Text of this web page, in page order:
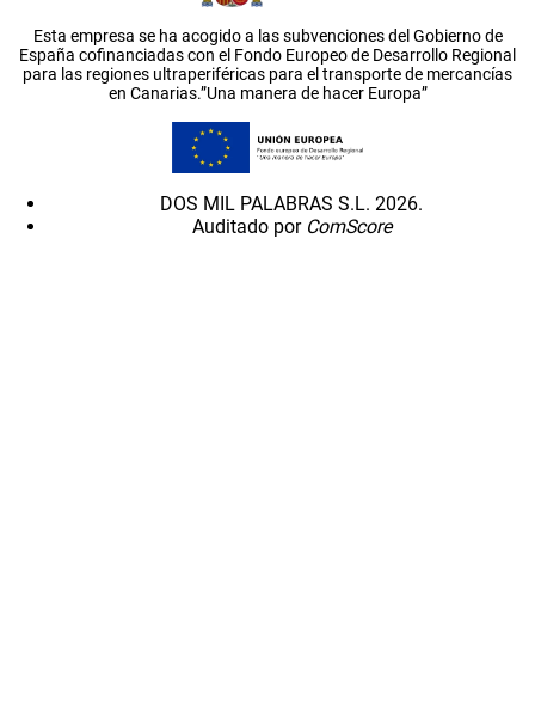
Esta empresa se ha acogido a las subvenciones del Gobierno de
España cofinanciadas con el Fondo Europeo de Desarrollo Regional
para las regiones ultraperiféricas para el transporte de mercancías
en Canarias.”Una manera de hacer Europa”
DOS MIL PALABRAS S.L. 2026.
Auditado por ComScore